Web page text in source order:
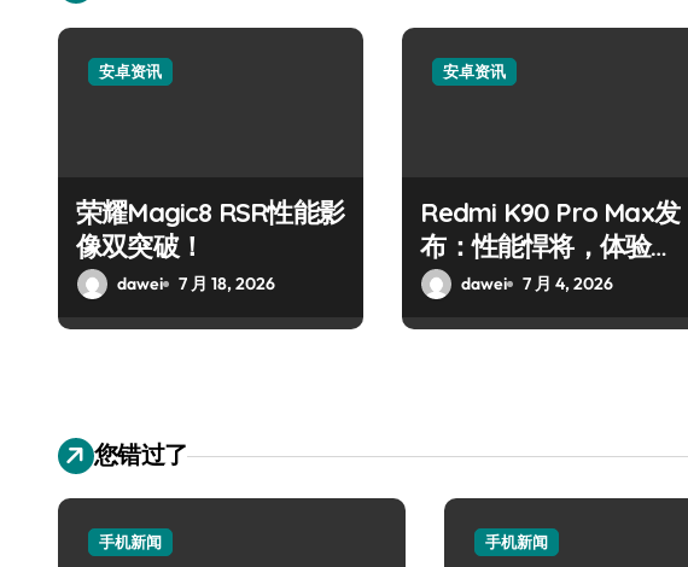
安卓资讯
荣耀Magic8 RSR性能影
像双突破！
dawei 7 月 18, 2026
安卓资讯
Redmi K90 Pro Max发
布：性能悍将，体验巅
峰！dawei 7 月 4, 2026
您错过了
手机新闻 手机新闻